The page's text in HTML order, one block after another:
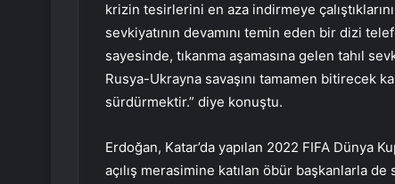
krizin tesirlerini en aza indirmeye
sevkiyatının devamını temin eden bir dizi
sayesinde, tıkanma aşamasına gelen tahıl
Rusya-Ukrayna savaşını tamamen bitirecek
sürdürmektir.” diye konuştu.
Erdoğan, Katar’da yapılan 2022 FIFA Dünya
açılış merasimine katılan öbür başkanlarla